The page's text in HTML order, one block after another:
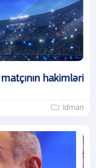
hakimləri
İdman